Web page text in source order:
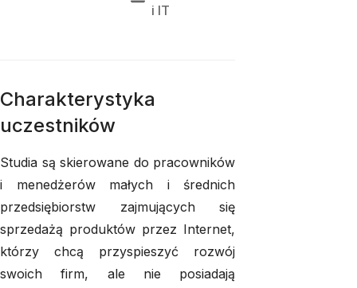
i IT
Charakterystyka
uczestników
Studia są skierowane do pracowników
i menedżerów małych i średnich
przedsiębiorstw zajmujących się
sprzedażą produktów przez Internet,
którzy chcą przyspieszyć rozwój
swoich firm, ale nie posiadają